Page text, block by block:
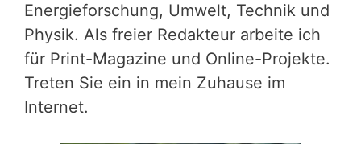
Energieforschung, Umwelt, Technik und
Physik. Als freier Redakteur arbeite ich
für Print-Magazine und Online-Projekte.
Treten Sie ein in mein Zuhause im
Internet.